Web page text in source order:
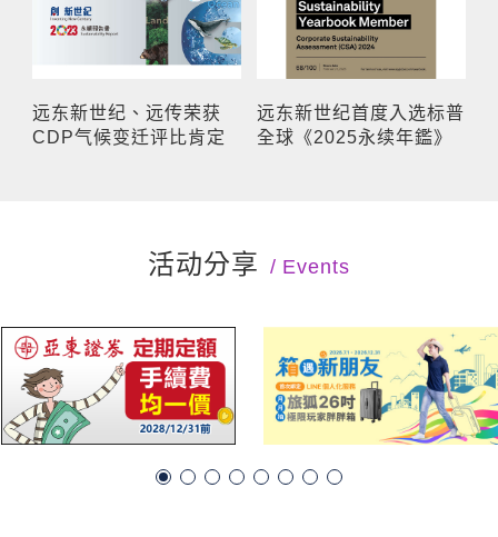
远东新世纪、远传荣获
CDP气候变迁评比肯定
远东新世纪首度入选标普
全球《2025永续年鑑》
活动分享 Events